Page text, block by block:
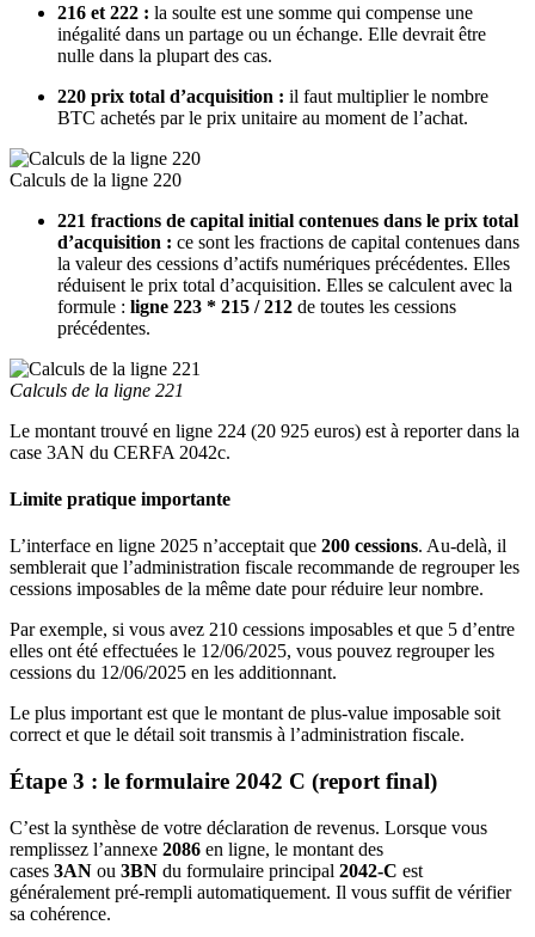
216 et 222 : la soulte est une somme qui compense une
inégalité dans un partage ou un échange. Elle devrait être
nulle dans la plupart des cas.
220 prix total d’acquisition : il faut multiplier le nombre
BTC achetés par le prix unitaire au moment de l’achat.
Calculs de la ligne 220
221 fractions de capital initial contenues dans le prix total
d’acquisition : ce sont les fractions de capital contenues dans
la valeur des cessions d’actifs numériques précédentes. Elles
réduisent le prix total d’acquisition. Elles se calculent avec la
formule : ligne 223 * 215 / 212 de toutes les cessions
précédentes.
Calculs de la ligne 221
Le montant trouvé en ligne 224 (20 925 euros) est à reporter dans la
case 3AN du CERFA 2042c.
Limite pratique importante
L’interface en ligne 2025 n’acceptait que 200 cessions. Au-delà, il
semblerait que l’administration fiscale recommande de regrouper les
cessions imposables de la même date pour réduire leur nombre.
Par exemple, si vous avez 210 cessions imposables et que 5 d’entre
elles ont été effectuées le 12/06/2025, vous pouvez regrouper les
cessions du 12/06/2025 en les additionnant.
Le plus important est que le montant de plus-value imposable soit
correct et que le détail soit transmis à l’administration fiscale.
Étape 3 : le formulaire 2042 C (report final)
C’est la synthèse de votre déclaration de revenus. Lorsque vous
remplissez l’annexe 2086 en ligne, le montant des
cases 3AN ou 3BN du formulaire principal 2042-C est
généralement pré-rempli automatiquement. Il vous suffit de vérifier
sa cohérence.